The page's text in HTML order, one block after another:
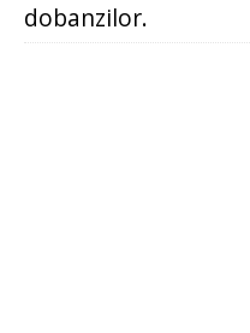
dobanzilor.